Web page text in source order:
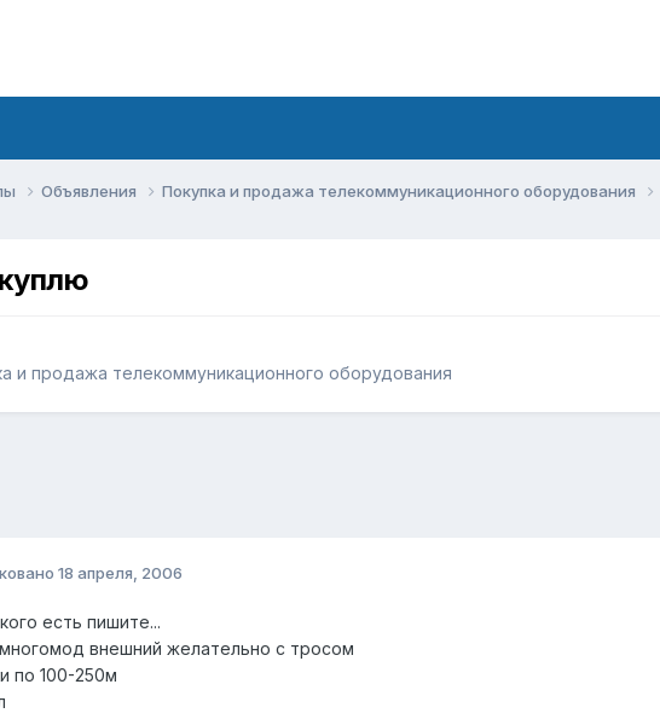
Объявления Покупка и продажа телекоммуникационного оборудования
и продажа телекоммуникационного оборудования
18 апреля, 2006
есть пишите...
внешний желательно с тросом
по 100-250м